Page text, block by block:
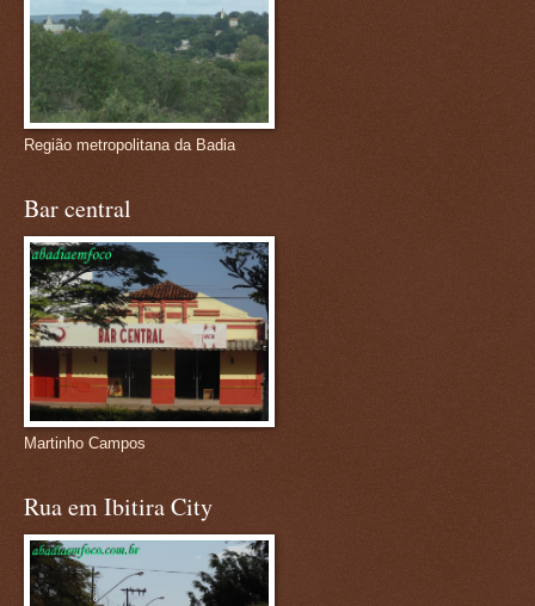
Região metropolitana da Badia
Bar central
Martinho Campos
Rua em Ibitira City